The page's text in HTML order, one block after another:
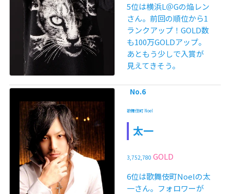
5位は横浜L＠Gの焔レン
さん。前回の順位から1
ランクアップ！GOLD数
も100万GOLDアップ。
あともう少しで入賞が
見えてきそう。
No.6
歌舞伎町 Noel
太一
3,752,780 GOLD
6位は歌舞伎町Noelの太
一さん。フォロワーが